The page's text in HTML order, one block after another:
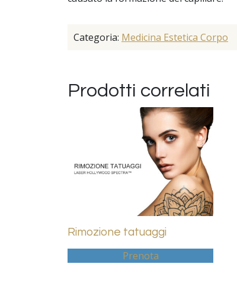
Categoria: Medicina Estetica Corpo
Prodotti correlati
Rimozione tatuaggi
Prenota